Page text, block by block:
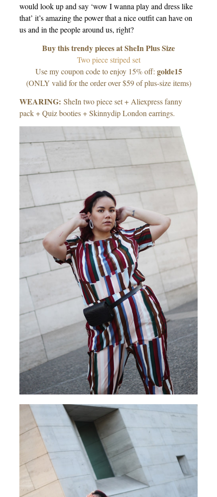
would look up and say ‘wow I wanna play and dress like
that’ it’s amazing the power that a nice outfit can have on
us and in the people around us, right?
Buy this trendy pieces at SheIn Plus Size
Two piece striped set
Use my coupon code to enjoy 15% off: golde15
(ONLY valid for the order over $59 of plus-size items)
WEARING: SheIn two piece set + Aliexpress fanny
pack + Quiz booties + Skinnydip London earrings.